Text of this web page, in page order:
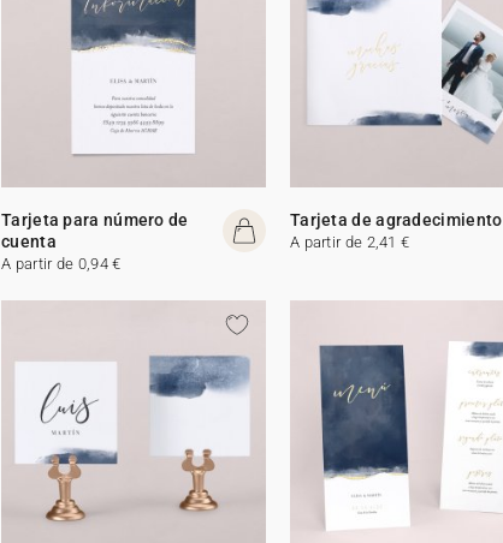
Tarjeta para número de
cuenta
A partir de 0,94 €
Tarjeta de agradecimiento
A partir de 2,41 €